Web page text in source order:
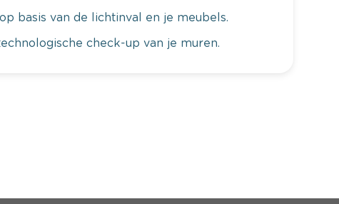
basis van de lichtinval en je meubels.
check-up van je muren.